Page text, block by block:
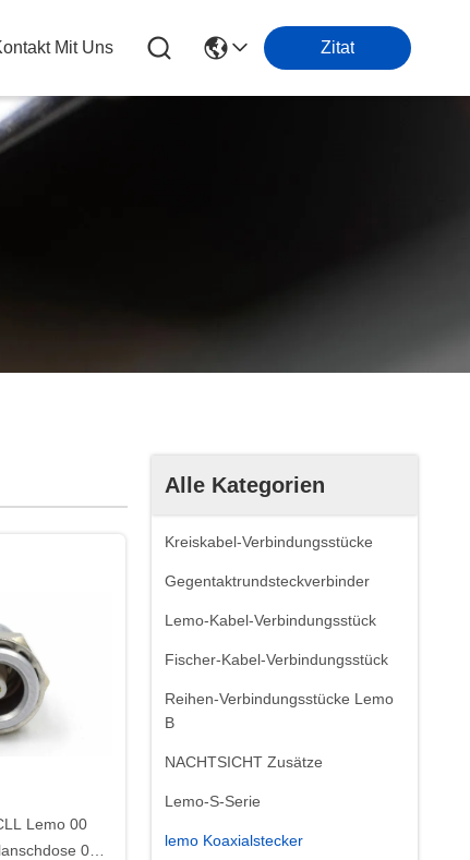
Mit Uns Zitat
Alle Kategorien
Kreiskabel-Verbindungsstücke
Gegentaktrundsteckverbinder
Lemo-Kabel-Verbindungsstück
Fischer-Kabel-Verbindungsstück
Reihen-Verbindungsstücke Lemo
B
NACHTSICHT Zusätze
Lemo-S-Serie
lemo Koaxialstecker
Lemo 00
00